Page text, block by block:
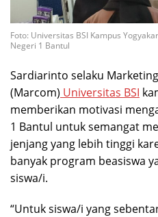
Foto: Universitas BSI Kampus
Negeri 1 Bantul
Sardiarinto selaku
(Marcom) Universitas BSI
memberikan motivasi
1 Bantul untuk semangat
jenjang yang lebih tinggi
banyak program beasiswa
siswa/i.
“Untuk siswa/i yang